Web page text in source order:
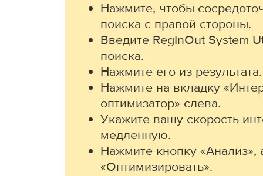
Нажмите, чтобы
поиска с правой стороны.
Введите RegInOut System
поиска.
Нажмите его из результата.
Нажмите на вкладку
оптимизатор» слева.
Укажите вашу скорость
медленную.
Нажмите кнопку «Анализ»,
«Оптимизировать».